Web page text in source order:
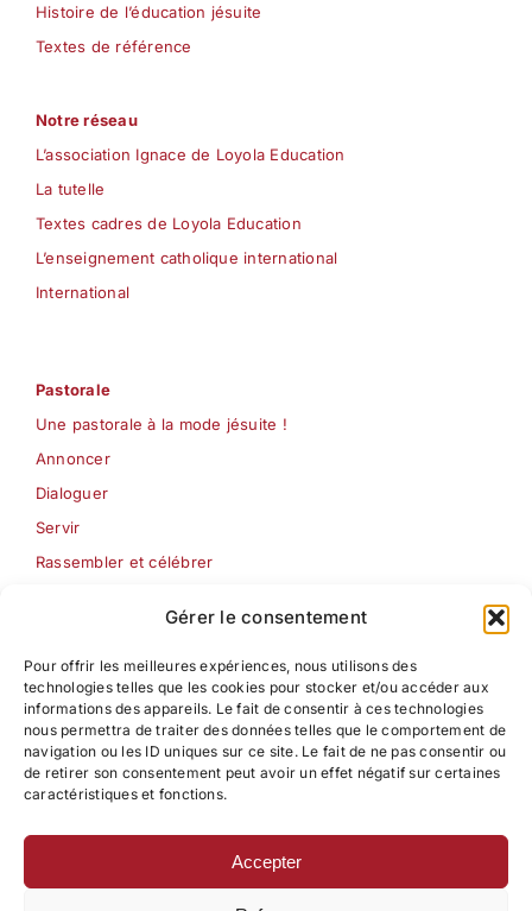
Gérer le consentement
Pour offrir les meilleures expériences, nous utilisons des
technologies telles que les cookies pour stocker et/ou accéder aux
informations des appareils. Le fait de consentir à ces technologies
nous permettra de traiter des données telles que le comportement de
navigation ou les ID uniques sur ce site. Le fait de ne pas consentir ou
de retirer son consentement peut avoir un effet négatif sur certaines
caractéristiques et fonctions.
Accepter
Histoire de l’éducation jésuite
Textes de référence
Notre réseau
L’association Ignace de Loyola Education
La tutelle
Textes cadres de Loyola Education
L’enseignement catholique international
International
Pastorale
Une pastorale à la mode jésuite !
Annoncer
Dialoguer
Servir
Rassembler et célébrer
Formation
Pédagogie ignatienne
Centre d’étude Pédagogique – Ignatien
Formation à la pastorale